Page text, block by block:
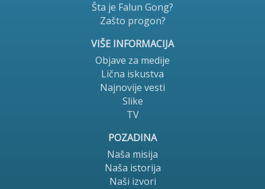
Šta je Falun Gong?
Zašto progon?
VIŠE INFORMACIJA
Objave za medije
Lična iskustva
Najnovije vesti
Slike
TV
POZADINA
Naša misija
Naša istorija
Naši izvori